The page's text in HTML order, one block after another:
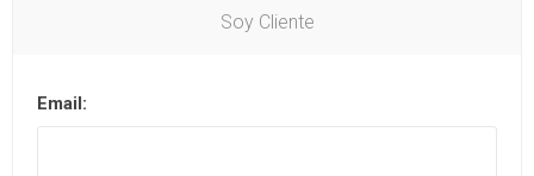
Soy Cliente
Email: